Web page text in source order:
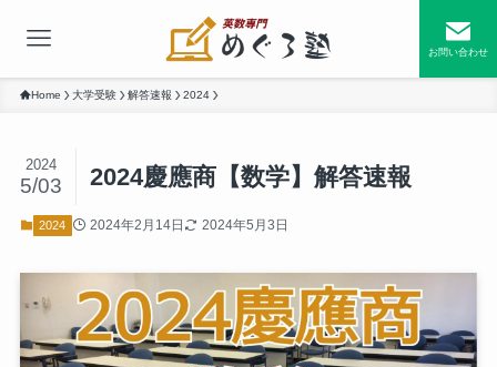
お問い合わせ
Home 大学受験 解答速報 2024
2024慶應商【数学】解答速報
2024
5/03
2024 2024年2月14日 2024年5月3日